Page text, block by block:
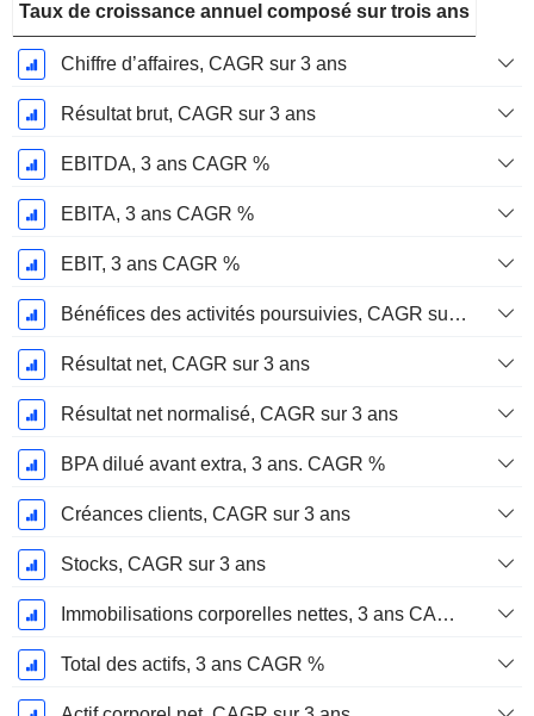
Taux de croissance annuel composé sur trois ans
Chiffre d’affaires, CAGR sur 3 ans
Résultat brut, CAGR sur 3 ans
EBITDA, 3 ans CAGR %
EBITA, 3 ans CAGR %
EBIT, 3 ans CAGR %
Bénéfices des activités poursuivies, CAGR sur 3 ans
Résultat net, CAGR sur 3 ans
Résultat net normalisé, CAGR sur 3 ans
BPA dilué avant extra, 3 ans. CAGR %
Créances clients, CAGR sur 3 ans
Stocks, CAGR sur 3 ans
Immobilisations corporelles nettes, 3 ans CAGR %
Total des actifs, 3 ans CAGR %